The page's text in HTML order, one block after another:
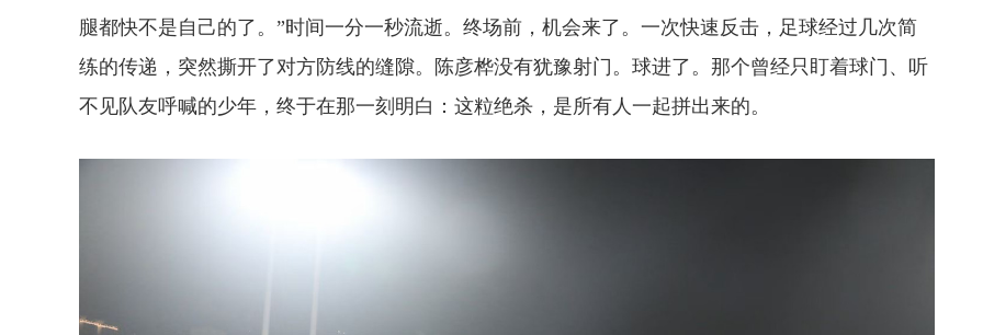
腿都快不是自己的了。”时间一分一秒流逝。终场前，机会来了。一次快速反击，足球经过几次简
练的传递，突然撕开了对方防线的缝隙。陈彦桦没有犹豫射门。球进了。那个曾经只盯着球门、听
不见队友呼喊的少年，终于在那一刻明白：这粒绝杀，是所有人一起拼出来的。